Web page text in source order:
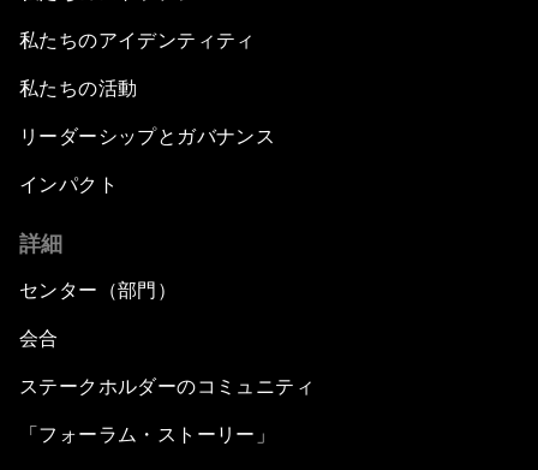
私たちのアイデンティティ
私たちの活動
リーダーシップとガバナンス
インパクト
詳細
センター（部門）
会合
ステークホルダーのコミュニティ
「フォーラム・ストーリー」